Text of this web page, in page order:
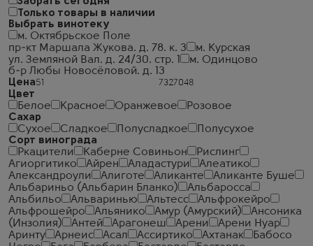
Только товары в наличии
Выбрать винотеку
м. Октябрьское Поле
пр-кт Маршала Жукова. д. 78. к. 3
м. Курская
ул. Земляной Вал. д. 24/30. стр. 1
м. Одинцово
б-р Любы Новосёловой. д. 13
Цена
Цвет
Белое
Красное Оранжевое
Розовое
Сахар
Сухое
Сладкое Полусладкое
Полусухое
Сорт винограда
Ркацители
Каберне Совиньон
Рислинг
Агиоргитико
Айрен Аладастури
Алеатико
Александроули
Алиготе Аликанте
Аликанте Буше
Альбариньо (Альбарин Бланко)
Альбаросса
Альбильо
Альваринью Альтесс
Альфрокейро
Альфрошейро
Альянико Амур (Амурский)
Ансоника
(Инзолия)
Антей Арагонеш Арени
Арени Нуар
Аринту
Арнеис Асал Ассиртико Ахтанак
Бабосо